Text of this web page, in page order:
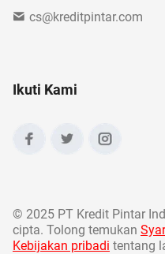
cs@kreditpintar.com
Ikuti Kami
© 2025 PT Kredit Pintar
cipta. Tolong temukan
Kebijakan pribadi tentang